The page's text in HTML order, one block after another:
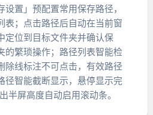
置」预配置常用保存路径，
表；点击路径后自动在当前窗
定位到目标文件夹并确认保
的繁琐操作；路径列表智能检
除线标注不可点击，有效路径
径智能截断显示，悬停显示完
半屏高度自动启用滚动条。